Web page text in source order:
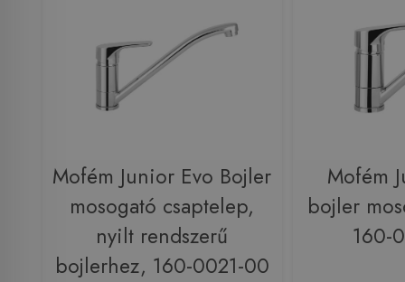
Mofém Junior Evo Bojler
mosogató csaptelep,
nyilt rendszerű
bojlerhez, 160-0021-00
Mofém
bojler
160-